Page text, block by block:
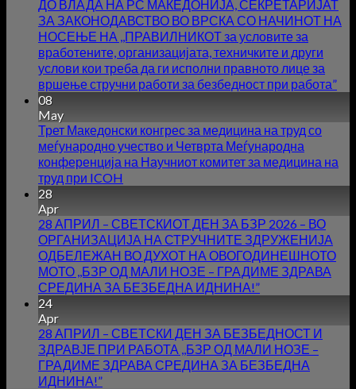
ДО ВЛАДА НА РС МАКЕДОНИЈА, СЕКРЕТАРИЈАТ
ЗА ЗАКОНОДАВСТВО ВО ВРСКА СО НАЧИНОТ НА
НОСЕЊЕ НА ,,ПРАВИЛНИКОТ за условите за
вработените, организацијата, техничките и други
услови кои треба да ги исполни правното лице за
вршење стручни работи за безбедност при работа”
08
May
Трет Македонски конгрес за медицина на труд со
меѓународно учество и Четврта Меѓународна
конференција на Научниот комитет за медицина на
труд при ICOH
28
Apr
28 АПРИЛ – СВЕТСКИОТ ДЕН ЗА БЗР 2026 – ВО
ОРГАНИЗАЦИЈА НА СТРУЧНИТЕ ЗДРУЖЕНИЈА
ОДБЕЛЕЖАН ВО ДУХОТ НА ОВОГОДИНЕШНОТО
МОТО ,,БЗР ОД МАЛИ НОЗЕ – ГРАДИМЕ ЗДРАВА
СРЕДИНА ЗА БЕЗБЕДНА ИДНИНА!”
24
Apr
28 АПРИЛ – СВЕТСКИ ДЕН ЗА БЕЗБЕДНОСТ И
ЗДРАВЈЕ ПРИ РАБОТА ,,БЗР ОД МАЛИ НОЗЕ –
ГРАДИМЕ ЗДРАВА СРЕДИНА ЗА БЕЗБЕДНА
ИДНИНА!”